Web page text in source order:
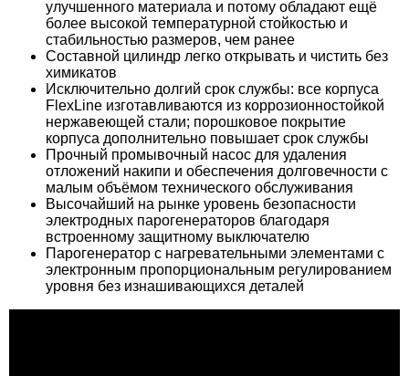
87.573
Курна мраморная КМ13
15.730
Кран для турецкой бани (хамам) Talc 06
латунь 3/4"
37.600
Дверь для хамам Банный Вечер 80x200
35.557
Панель Lux Elements ELEMENT-SQ 50,
600×2500×50 мм, надрезы по ширине
24.916
Светильник мраморный Talc МС04
улучшенного материала и потому обладают ещё
более высокой температурной стойкостью и
стабильностью размеров, чем ранее
Составной цилиндр легко открывать и чистить без
химикатов
Исключительно долгий срок службы: все корпуса
FlexLine изготавливаются из коррозионностойкой
нержавеющей стали; порошковое покрытие
корпуса дополнительно повышает срок службы
Прочный промывочный насос для удаления
отложений накипи и обеспечения долговечности с
малым объёмом технического обслуживания
Высочайший на рынке уровень безопасности
электродных парогенераторов благодаря
встроенному защитному выключателю
Парогенератор с нагревательными элементами с
электронным пропорциональным регулированием
уровня без изнашивающихся деталей